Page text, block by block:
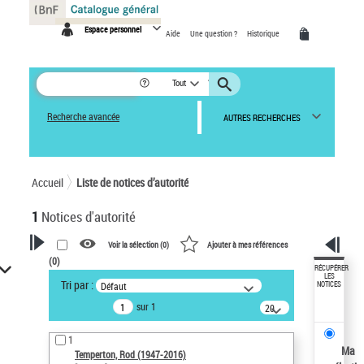
Espace personnel Aide Une question ? Historique
Tout
Recherche avancée AUTRES RECHERCHES
Accueil Liste de notices d’autorité
1 Notices d'autorité
VOTRE RECHERCHE
Recherche avancée dans les
notices d’autorité
Œuvres liées à l'auteur :
Temperton, Rod (1947-2016)
Voir la sélection (0) Ajouter à mes références
(0)
Tri par : Défaut
sur 1
20
résultats/page
1
Temperton, Rod (1947-2016)
RÉCUPÉRER
LES
NOTICES
Ma
Panneau de gestion des cookies